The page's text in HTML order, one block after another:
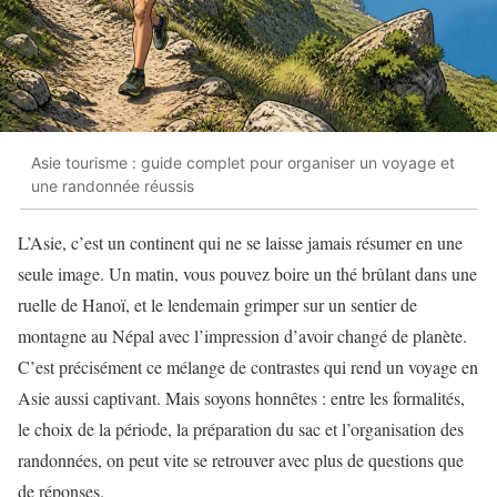
Asie tourisme : guide complet pour organiser un voyage et
une randonnée réussis
L’Asie, c’est un continent qui ne se laisse jamais résumer en une
seule image. Un matin, vous pouvez boire un thé brûlant dans une
ruelle de Hanoï, et le lendemain grimper sur un sentier de
montagne au Népal avec l’impression d’avoir changé de planète.
C’est précisément ce mélange de contrastes qui rend un voyage en
Asie aussi captivant. Mais soyons honnêtes : entre les formalités,
le choix de la période, la préparation du sac et l’organisation des
randonnées, on peut vite se retrouver avec plus de questions que
de réponses.